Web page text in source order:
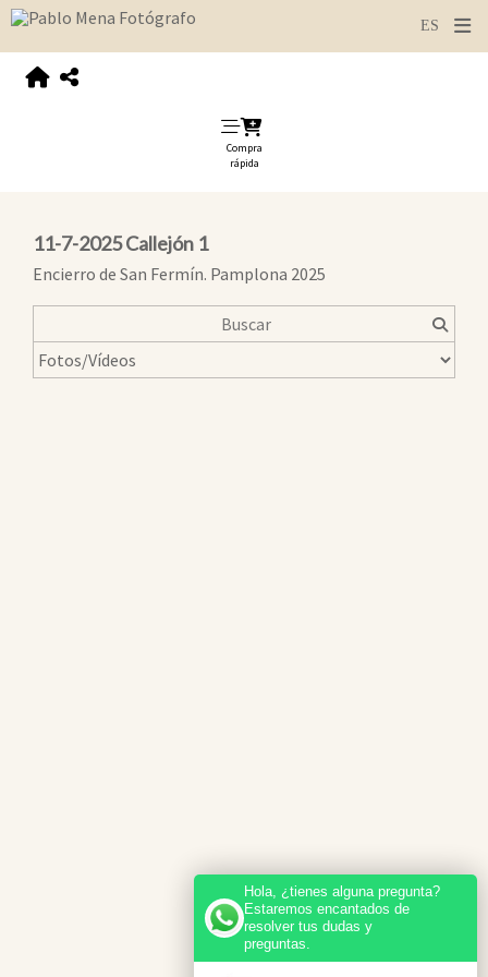
Compra
rápida
11-7-2025 Callejón 1
Encierro de San Fermín. Pamplona 2025
Hola, ¿tienes alguna pregunta?
Estaremos encantados de
resolver tus dudas y
preguntas.